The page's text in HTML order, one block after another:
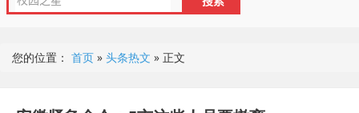
您的位置： 首页 » 头条热文 » 正文